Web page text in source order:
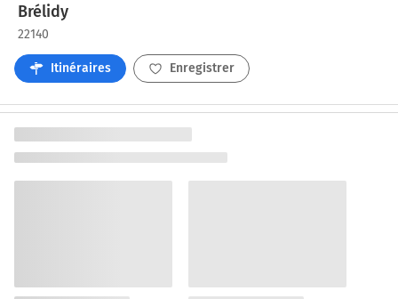
Brélidy
22140
Itinéraires Enregistrer